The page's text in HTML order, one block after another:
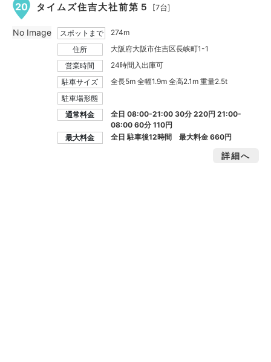
20 タイムズ住吉大社前第５ [7台]
スポットまで
274m
住所
大阪府大阪市住吉区長峡町1-1
営業時間
24時間入出庫可
駐車サイズ
全長5m 全幅1.9m 全高2.1m 重量2.5t
駐車場形態
通常料金
全日 08:00-21:00 30分 220円 21:00-
08:00 60分 110円
最大料金
全日 駐車後12時間 最大料金660円
詳細へ
No Image